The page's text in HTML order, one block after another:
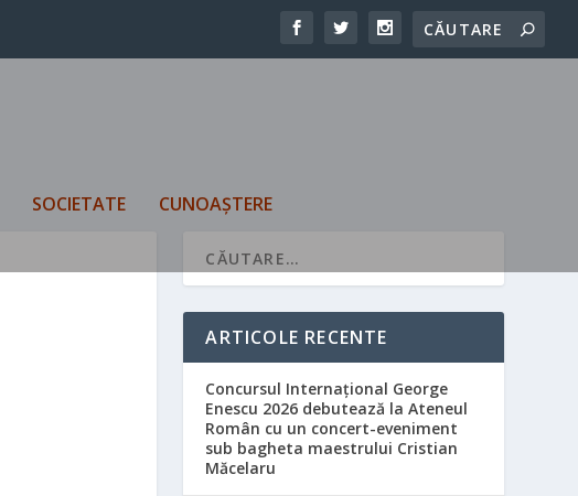
SOCIETATE CUNOAȘTERE
ARTICOLE RECENTE
Concursul Internațional George
Enescu 2026 debutează la Ateneul
Român cu un concert-eveniment
sub bagheta maestrului Cristian
Măcelaru